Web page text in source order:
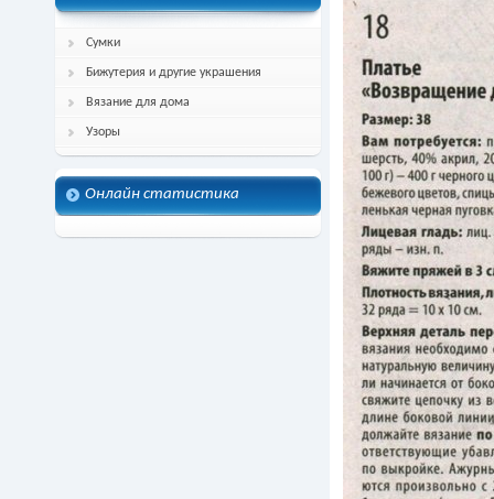
Сумки
Бижутерия и другие украшения
Вязание для дома
Узоры
Онлайн статистика